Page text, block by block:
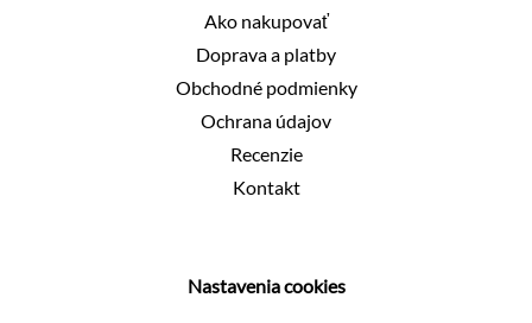
Ako nakupovať
Doprava a platby
Obchodné podmienky
Ochrana údajov
Recenzie
Kontakt
Nastavenia cookies